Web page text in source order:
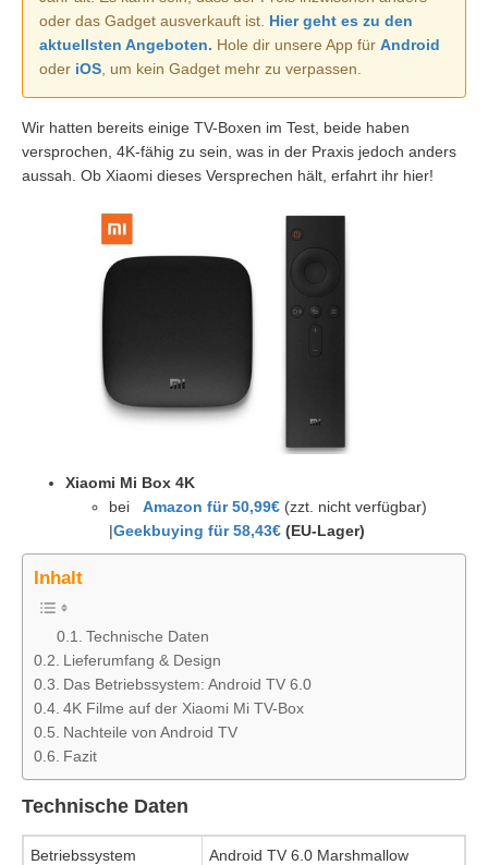
oder das Gadget ausverkauft ist. Hier geht es zu den
aktuellsten Angeboten. Hole dir unsere App für Android
oder iOS , um kein Gadget mehr zu verpassen.
Wir hatten bereits einige TV-Boxen im Test, beide haben
versprochen, 4K-fähig zu sein, was in der Praxis jedoch anders
aussah. Ob Xiaomi dieses Versprechen hält, erfahrt ihr hier!
Xiaomi Mi Box 4K
bei
Amazon für 50,99€ (zzt. nicht verfügbar)
|Geekbuying für 58,43€ (EU-Lager)
Inhalt
Technische Daten
Lieferumfang & Design
Das Betriebssystem: Android TV 6.0
4K Filme auf der Xiaomi Mi TV-Box
Nachteile von Android TV
Fazit
Technische Daten
Betriebssystem Android TV 6.0 Marshmallow